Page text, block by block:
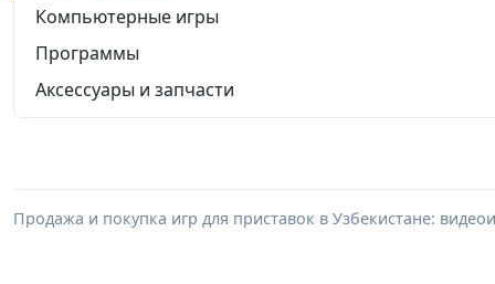
Компьютерные игры
Программы
Аксессуары и запчасти
Продажа и покупка игр для приставок в Узбекистане: